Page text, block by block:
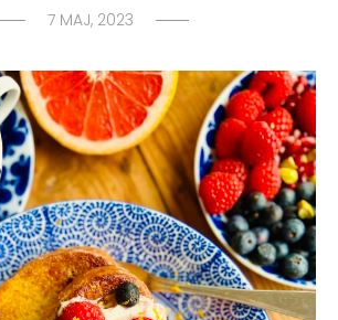
7 MAJ, 2023